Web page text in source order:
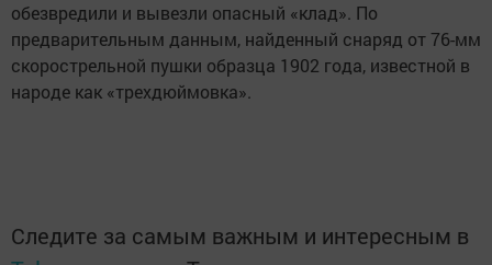
обезвредили и вывезли опасный «клад». По
предварительным данным, найденный снаряд от 76-мм
скорострельной пушки образца 1902 года, известной в
народе как «трехдюймовка».
Следите за самым важным и интересным в